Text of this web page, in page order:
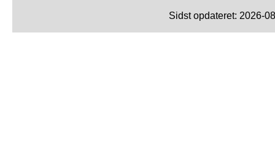
Sidst opdateret: 2026-